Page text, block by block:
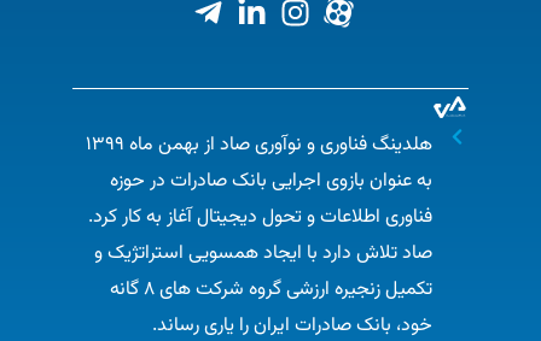
هلدینگ فناوری و نوآوری صاد از بهمن ماه ۱۳۹۹
به عنوان بازوی اجرایی بانک صادرات در حوزه
فناوری اطلاعات و تحول دیجیتال آغاز به کار کرد.
صاد تلاش دارد با ایجاد همسویی استراتژیک و
تکمیل زنجیره ارزشی گروه شرکت های ۸ گانه
خود، بانک صادرات ایران را یاری رساند.​